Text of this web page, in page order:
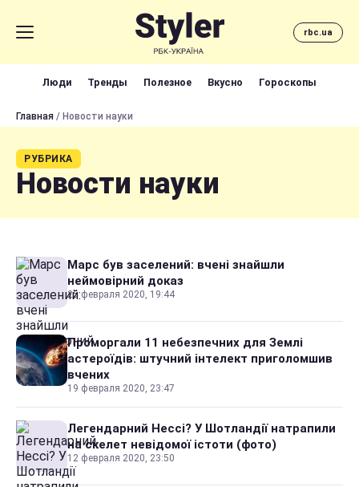
rbc.ua
Люди Тренды Полезное Вкусно Гороскопы
Главная / Новости науки
РУБРИКА
Новости науки
Марс був заселений: вчені знайшли
неймовірний доказ
25 февраля 2020, 19:44
Проморгали 11 небезпечних для Землі
астероїдів: штучний інтелект приголомшив
вчених
19 февраля 2020, 23:47
Легендарний Нессі? У Шотландії натрапили
на скелет невідомої істоти (фото)
12 февраля 2020, 23:50